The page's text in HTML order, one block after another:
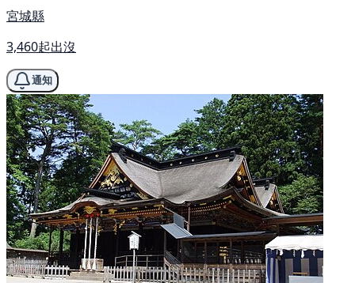
宮城縣
3,460起出沒
通知